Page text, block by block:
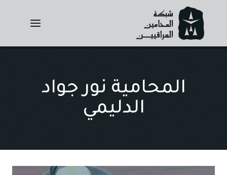
content
المحامية نور جواد
الدليمي